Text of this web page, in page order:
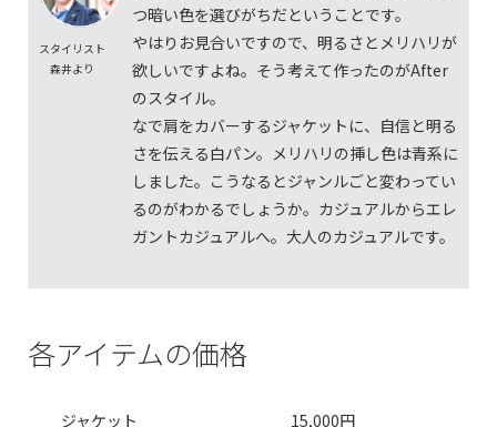
スタイリスト
森井より
つ暗い色を選びがちだということです。
やはりお見合いですので、明るさとメリハリが
欲しいですよね。そう考えて作ったのがAfter
のスタイル。
なで肩をカバーするジャケットに、自信と明る
さを伝える白パン。メリハリの挿し色は青系に
しました。こうなるとジャンルごと変わってい
るのがわかるでしょうか。カジュアルからエレ
ガントカジュアルへ。大人のカジュアルです。
各アイテムの価格
ジャケット 15,000円